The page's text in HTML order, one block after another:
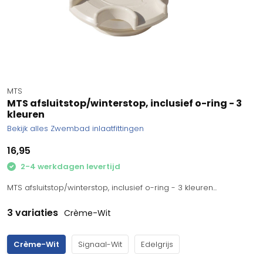
MTS
MTS afsluitstop/winterstop, inclusief o-ring - 3
kleuren
Bekijk alles Zwembad inlaatfittingen
16,95
2-4 werkdagen levertijd
MTS afsluitstop/winterstop, inclusief o-ring - 3 kleuren...
3 variaties Crème-Wit
Crème-Wit Signaal-Wit Edelgrijs